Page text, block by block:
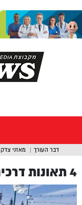
דבר העורך מאזני צדק
4 תאונות דרכים בקריות בתוך שעתיים